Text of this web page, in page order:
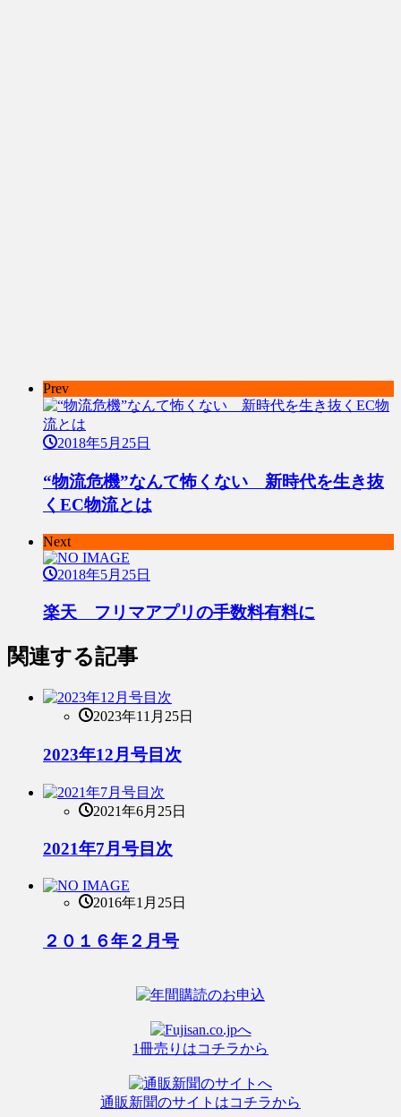
Prev
2018年5月25日
“物流危機”なんて怖くない 新時代を生き抜
くEC物流とは
Next
2018年5月25日
楽天 フリマアプリの手数料有料に
関連する記事
2023年11月25日
2023年12月号目次
2021年6月25日
2021年7月号目次
2016年1月25日
２０１６年２月号
1冊売りはコチラから
通販新聞のサイトはコチラから